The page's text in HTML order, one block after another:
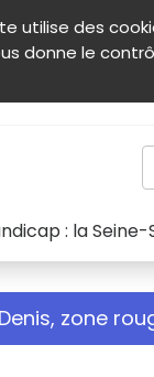
utilise des
donne le
et accessibilité
: la
zone